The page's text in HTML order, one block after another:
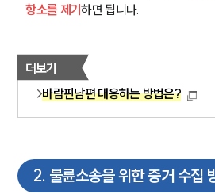
항소를 제기하면 됩니다.
더보기
바람핀남편 대응하는 방법은?
2. 불륜소송을 위한 증거 수집